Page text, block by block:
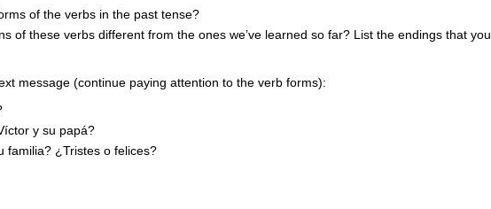
of the verbs in the past tense?
of these verbs different from the ones we’ve learned so far? List the endings that you
message (continue paying attention to the verb forms):
y su papá?
familia? ¿Tristes o felices?